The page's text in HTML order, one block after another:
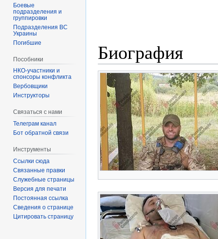
Биография
Боевые
подразделения и
группировки
Подразделения ВС
Украины
Погибшие
Пособники
спонсоры конфликта
‏‎Вербовщики
Инструкторы
Связаться с нами
Телеграм канал
Бот обратной связи
Инструменты
Ссылки сюда
Связанные правки
Служебные страницы
Версия для печати
Постоянная ссылка
Сведения о странице
Цитировать страницу